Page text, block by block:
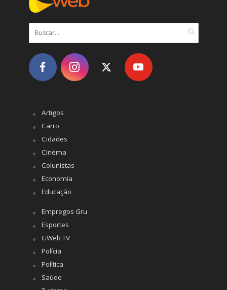
Artigos
Carro
Cidades
Cinema
Colunistas
Economia
Educação
Empregos Gru
Esportes
GWeb TV
Polícia
Política
Saúde